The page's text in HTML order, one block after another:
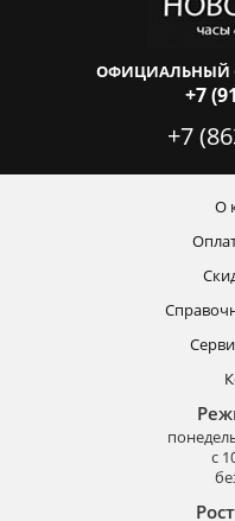
ОФИЦИАЛЬНЫЙ
+7
+7
О
с